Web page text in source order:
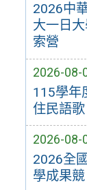
2026中
大一日
索營
2026-08-
115學年
住民語
2026-08-
2026全
學成果